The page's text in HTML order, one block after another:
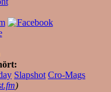
Slapshot Cro-Mags
)